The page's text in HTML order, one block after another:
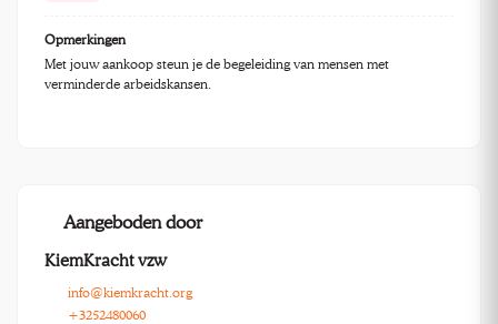
Opmerkingen
Met jouw aankoop steun je de begeleiding van mensen met
verminderde arbeidskansen.
Aangeboden door
KiemKracht vzw
info@kiemkracht.org
+3252480060